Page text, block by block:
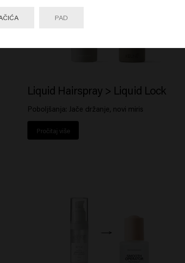
Liquid Hairspray > Liquid Lock
Poboljšanja: Jače držanje, novi miris
Pročitaj više
PAD